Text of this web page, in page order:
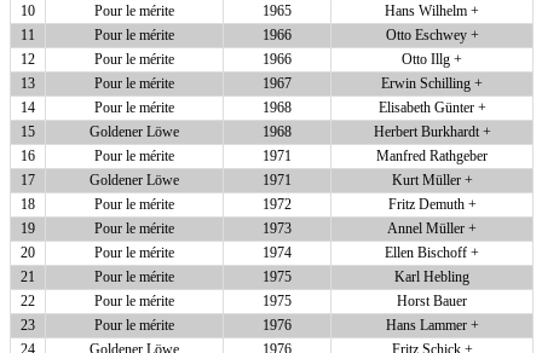
10
Pour le mérite 1965
Hans Wilhelm +
11
Pour le mérite 1966
Otto Eschwey +
12
Pour le mérite 1966
Otto Illg +
13
Pour le mérite 1967
Erwin Schilling +
14
Pour le mérite 1968
Elisabeth Günter +
15
Goldener Löwe 1968
Herbert Burkhardt +
16
Pour le mérite 1971
Manfred Rathgeber
17
Goldener Löwe 1971
Kurt Müller +
18
Pour le mérite 1972
Fritz Demuth +
19
Pour le mérite 1973
Annel Müller +
20
Pour le mérite 1974
Ellen Bischoff +
21
Pour le mérite 1975
Karl Hebling
22
Pour le mérite 1975
Horst Bauer
23
Pour le mérite 1976
Hans Lammer +
24
Goldener Löwe 1976
Fritz Schick +